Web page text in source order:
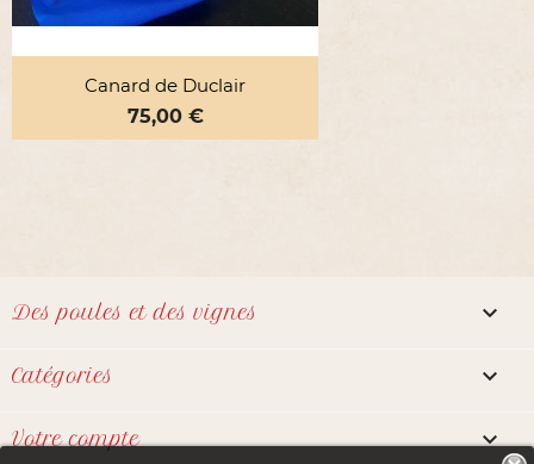
Canard de Duclair
Prix
75,00 €
Des poules et des vignes 
Catégories 
Votre compte 